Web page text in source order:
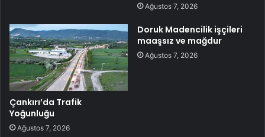
Ağustos 7, 2026
Çankırı’da Trafik
Yoğunluğu
Ağustos 7, 2026
Doruk Madencilik işçileri
maaşsız ve mağdur
Ağustos 7, 2026